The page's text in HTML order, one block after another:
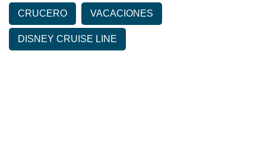
CRUCERO VACACIONES
DISNEY CRUISE LINE